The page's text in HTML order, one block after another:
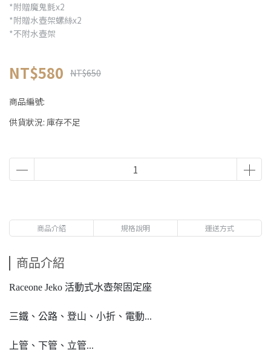
*附贈魔鬼氈x2
*附贈水壺架螺絲x2
*不附水壺架
NT$580 NT$650
商品編號:
供貨狀況: 庫存不足
商品介紹 規格說明 運送方式
商品介紹
Raceone Jeko 活動式水壺架固定座
三鐵、公路、登山、小折、電動...
上管、下管、立管...